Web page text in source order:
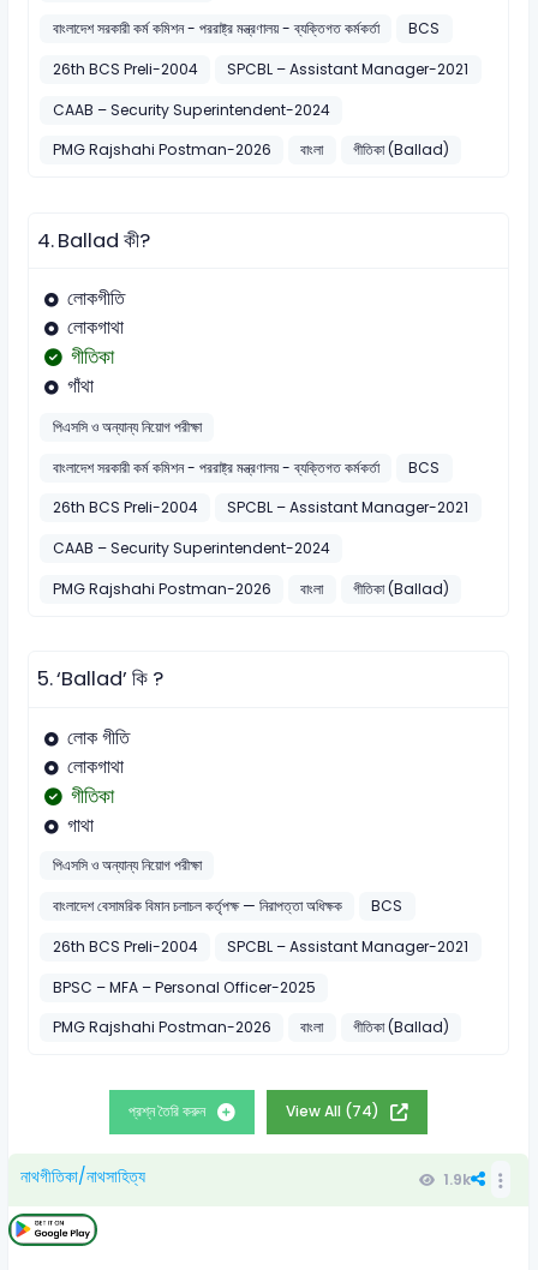
বাংলাদেশ সরকারী কর্ম কমিশন - পররাষ্ট্র মন্ত্রণালয় - ব্যক্তিগত কর্মকর্তা
BCS
26th BCS Preli-2004
SPCBL – Assistant Manager-2021
CAAB – Security Superintendent-2024
PMG Rajshahi Postman-2026
বাংলা গীতিকা (Ballad)
4.Ballad কী?
লোকগীতি
লোকগাথা
গীতিকা
গাঁথা
পিএসসি ও অন্যান্য নিয়োগ পরীক্ষা
বাংলাদেশ সরকারী কর্ম কমিশন - পররাষ্ট্র মন্ত্রণালয় - ব্যক্তিগত কর্মকর্তা
BCS
26th BCS Preli-2004
SPCBL – Assistant Manager-2021
CAAB – Security Superintendent-2024
PMG Rajshahi Postman-2026
বাংলা গীতিকা (Ballad)
5.‘Ballad’ কি ?
লোক গীতি
লোকগাথা
গীতিকা
গাথা
পিএসসি ও অন্যান্য নিয়োগ পরীক্ষা
বাংলাদেশ বেসামরিক বিমান চলাচল কর্তৃপক্ষ — নিরাপত্তা অধিক্ষক
BCS
26th BCS Preli-2004
SPCBL – Assistant Manager-2021
BPSC – MFA – Personal Officer-2025
PMG Rajshahi Postman-2026
বাংলা গীতিকা (Ballad)
প্রশ্ন তৈরি করুন View All (74)
নাথগীতিকা/নাথসাহিত্য 1.9k